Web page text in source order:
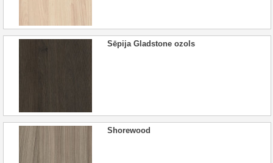
Sēpija Gladstone ozols
Shorewood